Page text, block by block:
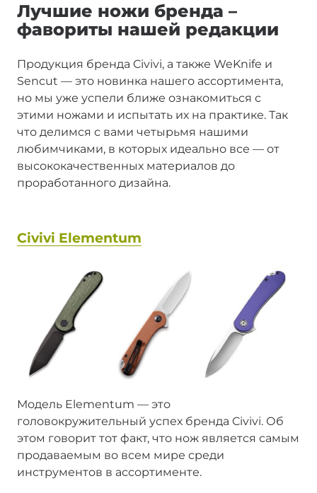
Лучшие ножи бренда –
фавориты нашей редакции
Продукция бренда Civivi, а также WeKnife и
Sencut — это новинка нашего ассортимента,
но мы уже успели ближе ознакомиться с
этими ножами и испытать их на практике. Так
что делимся с вами четырьмя нашими
любимчиками, в которых идеально все — от
высококачественных материалов до
проработанного дизайна.
Civivi Elementum
Модель Elementum — это
головокружительный успех бренда Civivi. Об
этом говорит тот факт, что нож является самым
продаваемым во всем мире среди
инструментов в ассортименте.